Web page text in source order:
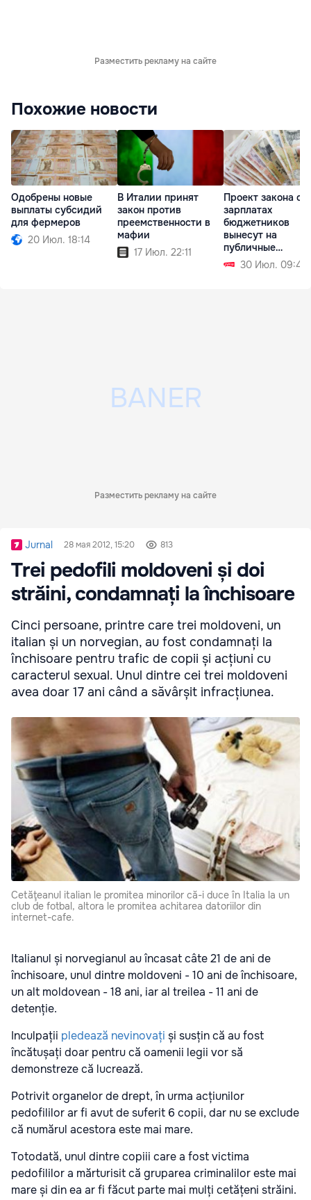
Разместить рекламу на сайте
Похожие новости
Одобрены новые
выплаты субсидий
для фермеров
20 Июл. 18:14
В Италии принят
закон против
преемственности в
мафии
17 Июл. 22:11
Проект закона о
зарплатах
бюджетников
вынесут на
публичные
обсуждения в
сентябре
30 Июл. 09:49
Разместить рекламу на сайте
Jurnal 28 мая 2012, 15:20 813
Trei pedofili moldoveni și doi
străini, condamnați la închisoare
Cinci persoane, printre care trei moldoveni, un
italian și un norvegian, au fost condamnați la
închisoare pentru trafic de copii și acțiuni cu
caracterul sexual. Unul dintre cei trei moldoveni
avea doar 17 ani când a săvârșit infracțiunea.
Cetăţeanul italian le promitea minorilor că-i duce în Italia la un
club de fotbal, altora le promitea achitarea datoriilor din
internet-cafe.
Italianul și norvegianul au încasat câte 21 de ani de
închisoare, unul dintre moldoveni - 10 ani de închisoare,
un alt moldovean - 18 ani, iar al treilea - 11 ani de
detenție.
Inculpații pledează nevinovați și susțin că au fost
încătușați doar pentru că oamenii legii vor să
demonstreze că lucrează.
Potrivit organelor de drept, în urma acțiunilor
pedofililor ar fi avut de suferit 6 copii, dar nu se exclude
că numărul acestora este mai mare.
Totodată, unul dintre copiii care a fost victima
pedofililor a mărturisit că gruparea criminalilor este mai
mare și din ea ar fi făcut parte mai mulți cetățeni străini.